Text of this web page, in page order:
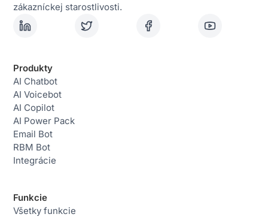
zákazníckej starostlivosti.
Produkty
AI Chatbot
AI Voicebot
AI Copilot
AI Power Pack
Email Bot
RBM Bot
Integrácie
Funkcie
Všetky funkcie